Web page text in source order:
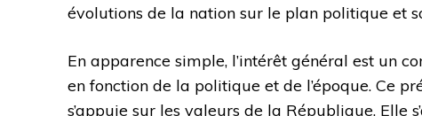
évolutions de la nation sur le plan politique et
En apparence simple, l’intérêt général est un
en fonction de la politique et de l’époque. Ce
s’appuie sur les valeurs de la République. Elle